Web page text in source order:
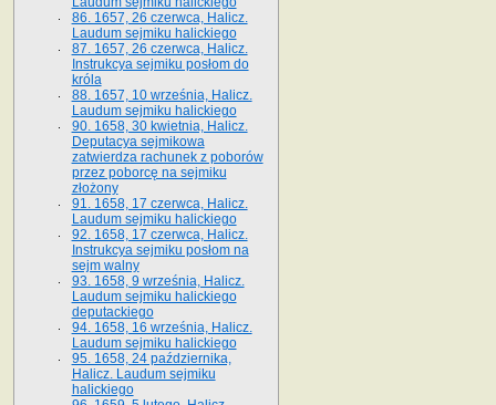
86. 1657, 26 czerwca, Halicz.
Laudum sejmiku halickiego
87. 1657, 26 czerwca, Halicz.
Instrukcya sejmiku posłom do
króla
88. 1657, 10 września, Halicz.
Laudum sejmiku halickiego
90. 1658, 30 kwietnia, Halicz.
Deputacya sejmikowa
zatwierdza rachunek z poborów
przez poborcę na sejmiku
złożony
91. 1658, 17 czerwca, Halicz.
Laudum sejmiku halickiego
92. 1658, 17 czerwca, Halicz.
Instrukcya sejmiku posłom na
sejm walny
93. 1658, 9 września, Halicz.
Laudum sejmiku halickiego
deputackiego
94. 1658, 16 września, Halicz.
Laudum sejmiku halickiego
95. 1658, 24 października,
Halicz. Laudum sejmiku
halickiego